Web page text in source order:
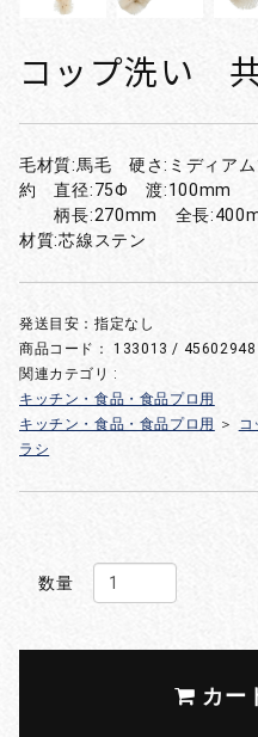
コップ洗い
毛材質:馬毛 硬さ:ミディアム
約 直径:75Φ 渡:100mm
柄長:270mm 全長
材質:芯線ステン
発送目安：指定なし
商品コード： 133013 /
関連カテゴリ :
キッチン・食品・食品プロ用
キッチン・食品・食品プロ用
＞
コ
ラシ
数量
カー